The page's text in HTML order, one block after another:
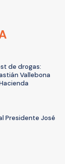
de drogas:
Vallebona
Presidente José